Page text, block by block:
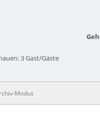
3 Gast/Gäste
Modus